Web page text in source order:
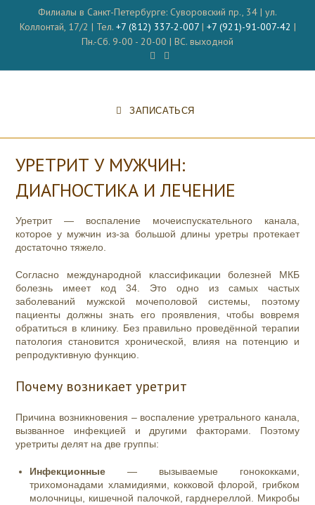
содержимому
Филиалы в Санкт-Петербурге: Суворовский пр., 34 | ул.
Коллонтай, 17/2 | Тел. +7 (812) 337-2-007| +7 (921)-91-007-42 |
Пн.-Сб. 9-00 - 20-00 | ВС. выходной
ЗАПИСАТЬСЯ
УРЕТРИТ У МУЖЧИН:
ДИАГНОСТИКА И ЛЕЧЕНИЕ
Уретрит — воспаление мочеиспускательного канала,
которое у мужчин из-за большой длины уретры протекает
достаточно тяжело.
Согласно международной классификации болезней МКБ
болезнь имеет код 34. Это одно из самых частых
заболеваний мужской мочеполовой системы, поэтому
пациенты должны знать его проявления, чтобы вовремя
обратиться в клинику. Без правильно проведённой терапии
патология становится хронической, влияя на потенцию и
репродуктивную функцию.
Почему возникает уретрит
Причина возникновения – воспаление уретрального канала,
вызванное инфекцией и другими факторами. Поэтому
уретриты делят на две группы:
Инфекционные — вызываемые гонококками,
трихомонадами хламидиями, кокковой флорой, грибком
молочницы, кишечной палочкой, гарднереллой. Микробы